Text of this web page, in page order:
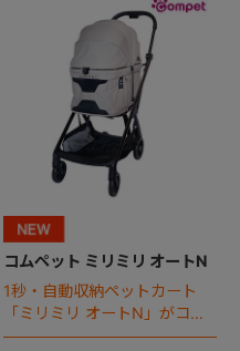
コムペット ミリミリ オートN
1秒・自動収納ペットカート
「ミリミリ オートN」がコム
ペットから登場！